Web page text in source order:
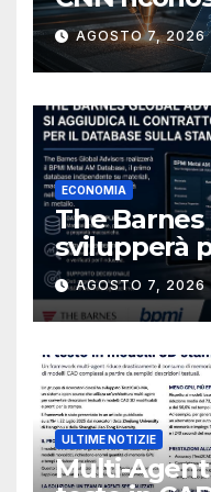
del bagno
AGOSTO 7, 2026
ECONOMIA
The Barnes
svilupperà
database
metallica
navale
AGOSTO 7, 2026
ULTIME NOTIZIE
Multi-